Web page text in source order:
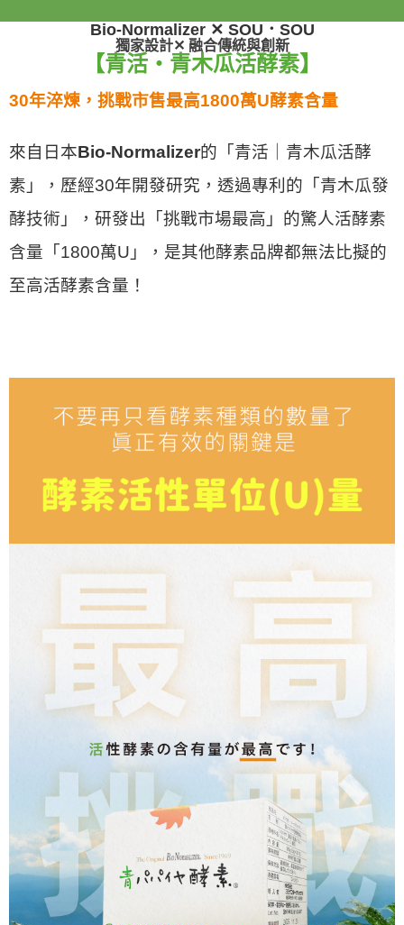
Bio-Normalizer ✕ SOU．SOU
獨家設計✕ 融合傳統與創新
【青活・青木瓜活酵素】
30年淬煉，挑戰市售最高1800萬U酵素含量
來自日本Bio-Normalizer的「青活｜青木瓜活酵
素」，歷經30年開發研究，透過專利的「青木瓜發
酵技術」，研發出「挑戰市場最高」的驚人活酵素
含量「1800萬U」，是其他酵素品牌都無法比擬的
至高活酵素含量！